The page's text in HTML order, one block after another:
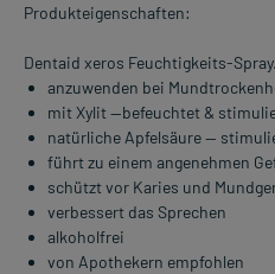
Produkteigenschaften:
Dentaid xeros Feuchtigkeits-Spray.
anzuwenden bei
mit Xylit —befeuchtet &
natürliche Apfelsäure —
führt zu einem angenehmen
schützt vor Karies und
verbessert das Sprechen
alkoholfrei
von Apothekern empfohlen